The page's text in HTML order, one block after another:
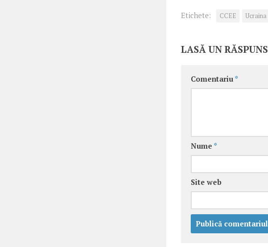
Etichete: CCEE Ucraina
LASĂ UN RĂSPUNS
Comentariu *
Nume *
Site web